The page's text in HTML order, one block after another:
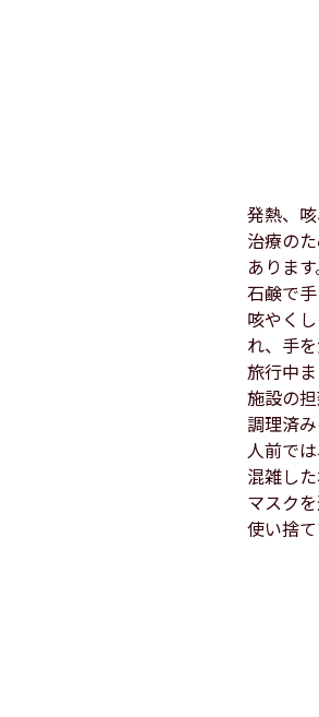
発熱、
治療の
あります
石鹸で
咳やく
れ、手
旅行中
施設の
調理済み
人前で
混雑し
マスク
使い捨